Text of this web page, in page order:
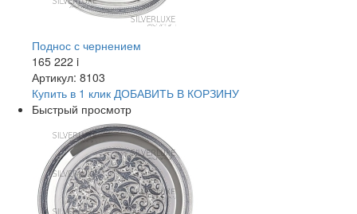
Поднос с чернением
165 222 i
Артикул: 8103
Купить в 1 клик ДОБАВИТЬ В КОРЗИНУ
Быстрый просмотр